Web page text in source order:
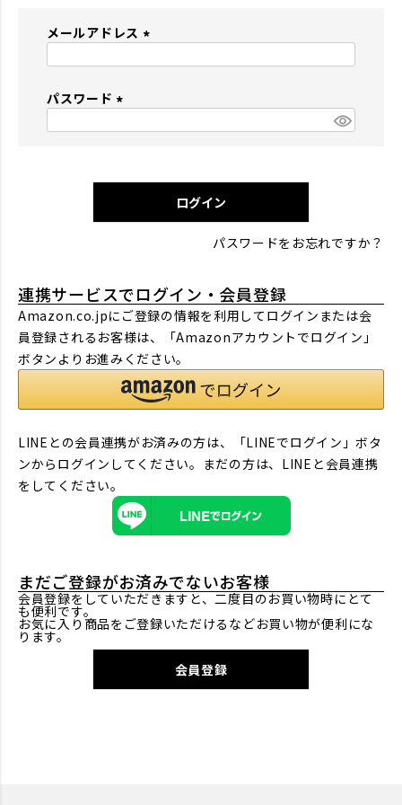
メールアドレス
パスワード
)
ログイン
パスワードをお忘れですか？
連携サービスでログイン・会員登録
Amazon.co.jpにご登録の情報を利用してログインまたは会
員登録されるお客様は、「Amazonアカウントでログイン」
ボタンよりお進みください。
LINEとの会員連携がお済みの方は、「LINEでログイン」ボタ
ンからログインしてください。まだの方は、 LINEと会員連携
をしてください。
まだご登録がお済みでないお客様
会員登録をしていただきますと、二度目のお買い物時にとて
も便利です。
お気に入り商品をご登録いただけるなどお買い物が便利にな
ります。
会員登録